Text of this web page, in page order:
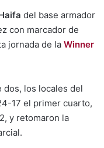
del base armador
con marcador de
jornada de la Winner
los locales del
17 el primer cuarto,
y retomaron la